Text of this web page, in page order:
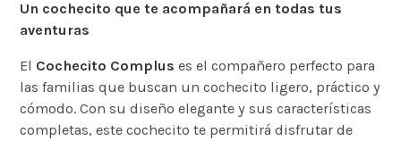
Un cochecito que te acompañará en todas tus
aventuras
El Cochecito Complus es el compañero perfecto para
las familias que buscan un cochecito ligero, práctico y
cómodo. Con su diseño elegante y sus características
completas, este cochecito te permitirá disfrutar de